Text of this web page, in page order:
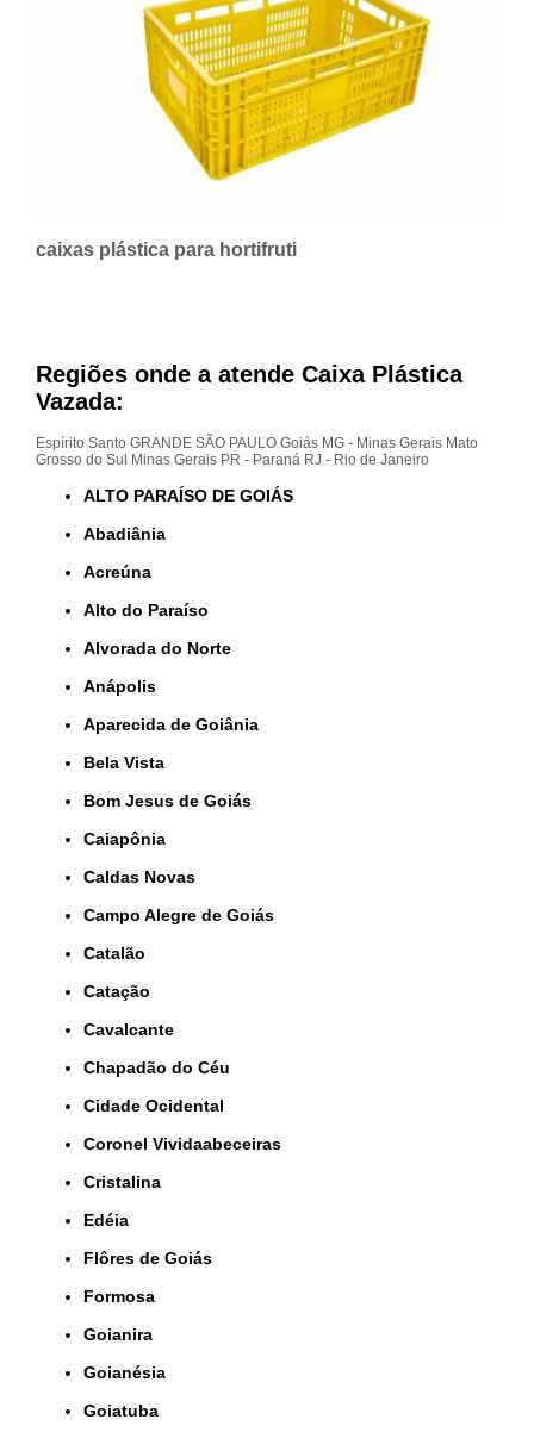
caixas plástica para hortifruti
Regiões onde a atende Caixa Plástica
Vazada:
Espírito Santo GRANDE SÃO PAULO Goiás MG - Minas Gerais Mato
Grosso do Sul
Minas Gerais PR - Paraná RJ - Rio de Janeiro
ALTO PARAÍSO DE GOIÁS
Abadiânia
Acreúna
Alto do Paraíso
Alvorada do Norte
Anápolis
Aparecida de Goiânia
Bela Vista
Bom Jesus de Goiás
Caiapônia
Caldas Novas
Campo Alegre de Goiás
Catalão
Catação
Cavalcante
Chapadão do Céu
Cidade Ocidental
Coronel Vividaabeceiras
Cristalina
Edéia
Flôres de Goiás
Formosa
Goianira
Goianésia
Goiatuba